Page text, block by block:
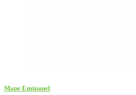
Mape Emipanel